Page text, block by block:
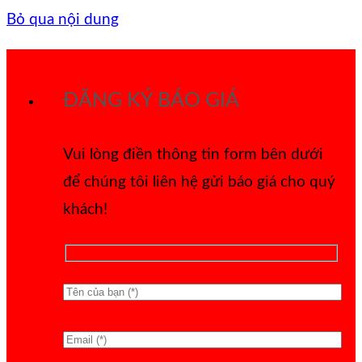
Bỏ qua nội dung
ĐĂNG KÝ BÁO GIÁ
Vui lòng điền thông tin form bên dưới
để chúng tôi liên hệ gửi báo giá cho quý
khách!